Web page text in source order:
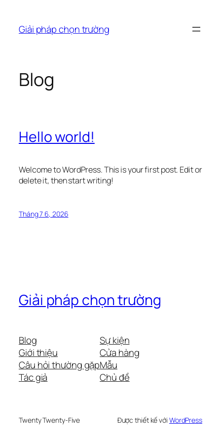
phầnGiải pháp chọn trường
Blog
Hello world!
Welcome to WordPress. This is your first post. Edit or
delete it, then start writing!
Tháng 7 6, 2026
Giải pháp chọn trường
Blog
Giới thiệu
Câu hỏi thường gặp
Tác giả
Sự kiện
Cửa hàng
Mẫu
Chủ đề
Twenty Twenty-Five Được thiết kế với WordPress